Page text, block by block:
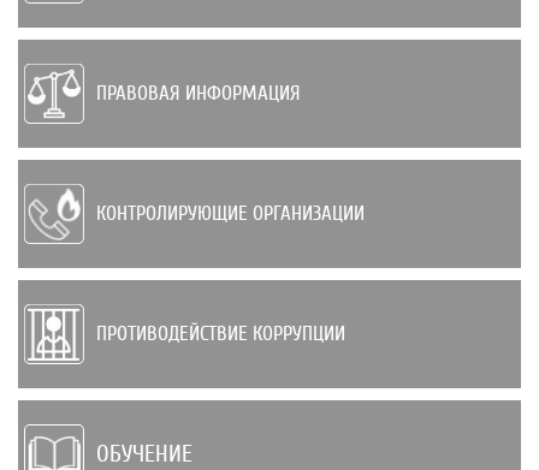
ПРАВОВАЯ ИНФОРМАЦИЯ
КОНТРОЛИРУЮЩИЕ ОРГАНИЗАЦИИ
ПРОТИВОДЕЙСТВИЕ КОРРУПЦИИ
ОБУЧЕНИЕ